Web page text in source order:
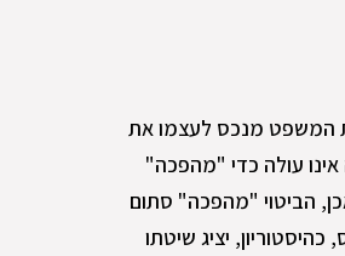
המשפט מנכס לעצמו את
עולה כדי "מהפכה"
הביטוי "מהפכה" סתום
יציג שיטתו